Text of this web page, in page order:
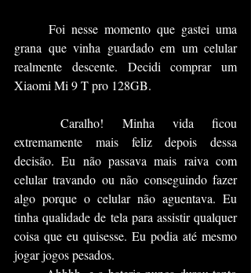
grana que vinha guardado em um celular
realmente descente. Decidi comprar um
Xiaomi Mi 9 T pro 128GB.
	Caralho! Minha vida ficou
extremamente mais feliz depois dessa
decisão. Eu não passava mais raiva com
celular travando ou não conseguindo fazer
algo porque o celular não aguentava. Eu
tinha qualidade de tela para assistir qualquer
coisa que eu quisesse. Eu podia até mesmo
jogar jogos pesados.